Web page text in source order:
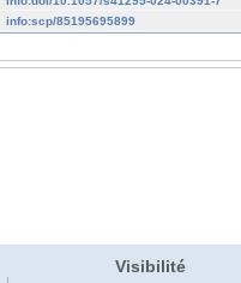
info:scp/85195695899
Visibilité